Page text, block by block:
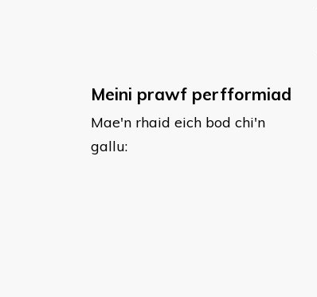
Meini prawf perfformiad
Mae'n rhaid eich bod chi'n
gallu: